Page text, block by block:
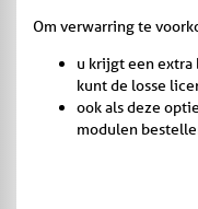
Om verwarring te
u krijgt een
kunt de losse
ook als deze
modulen